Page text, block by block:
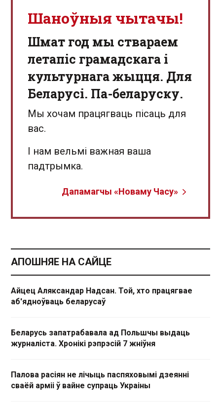
Шаноўныя чытачы!
Шмат год мы ствараем
летапіс грамадскага і
культурнага жыцця. Для
Беларусі. Па-беларуску.
Мы хочам працягваць пісаць для
вас.
І нам вельмі важная ваша
падтрымка.
Дапамагчы «Новаму Часу»
АПОШНЯЕ НА САЙЦЕ
Айцец Аляксандар Надсан. Той, хто працягвае
аб'ядноўваць беларусаў
Беларусь запатрабавала ад Польшчы выдаць
журналіста. Хронікі рэпрэсій 7 жніўня
Палова расіян не лічыць паспяховымі дзеянні
сваёй арміі ў вайне супраць Украіны